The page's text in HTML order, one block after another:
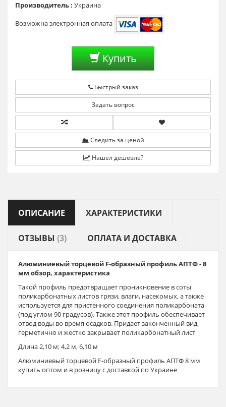
Производитель : Украина
Возможна электронная оплата
Купить
Быстрый заказ
Задать вопрос
Следить за ценой
Нашел дешевле?
ОПИСАНИЕ ХАРАКТЕРИСТИКИ
ОТЗЫВЫ (3) ОПЛАТА И ДОСТАВКА
Алюминиевый торцевой F-образный профиль АПТФ - 8
мм обзор, характеристика
Такой профиль предотвращает проникновение в соты
поликарбонатных листов грязи, влаги, насекомых, а также
используется для пристенного соединения поликарбоната
(под углом 90 градусов). Также этот профиль обеспечивает
отвод воды во время осадков. Придает законченный вид,
герметично и жестко закрывает поликарбонатный лист
Длина 2,10 м; 4,2 м, 6,10 м
Алюминиевый торцевой F-образный профиль АПТФ 8 мм
купить оптом и в розницу с доставкой по Украине